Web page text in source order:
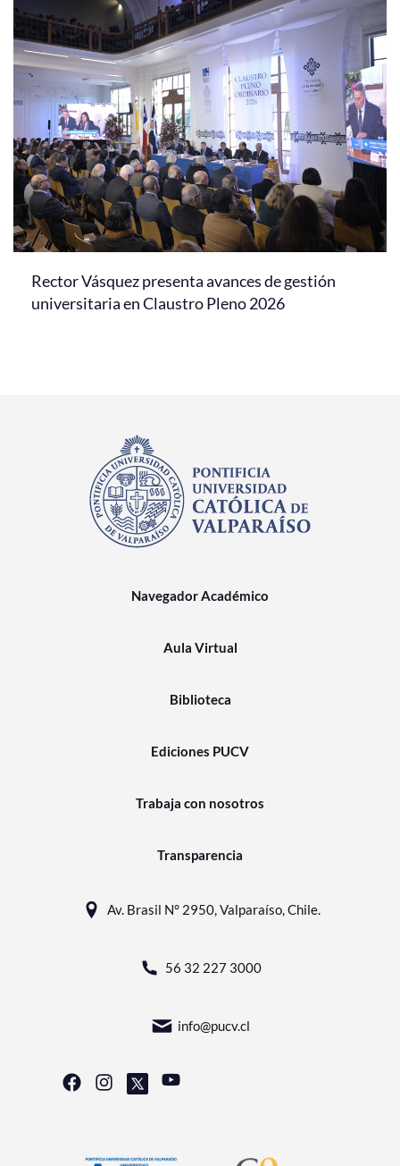
Rector Vásquez presenta avances de gestión
universitaria en Claustro Pleno 2026
Navegador Académico
Aula Virtual
Biblioteca
Ediciones PUCV
Trabaja con nosotros
Transparencia
Av. Brasil N° 2950, Valparaíso, Chile.
56 32 227 3000
info@pucv.cl